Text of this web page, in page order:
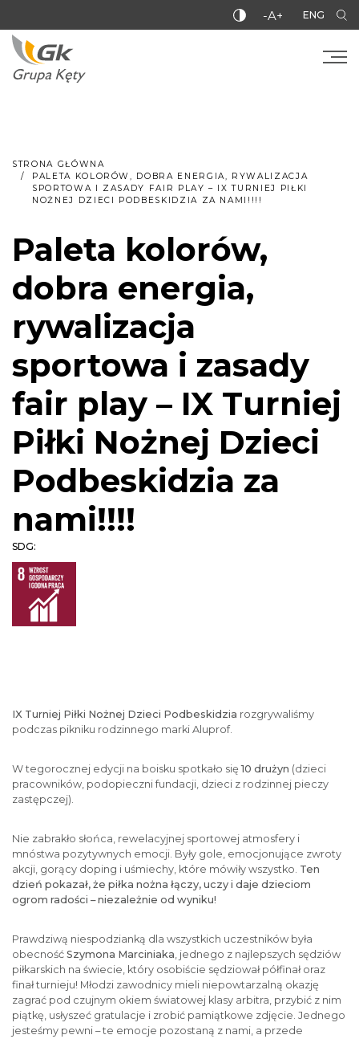
-A+ ENG
STRONA GŁÓWNA
PALETA KOLORÓW, DOBRA ENERGIA, RYWALIZACJA
SPORTOWA I ZASADY FAIR PLAY – IX TURNIEJ PIŁKI
NOŻNEJ DZIECI PODBESKIDZIA ZA NAMI!!!!
Paleta kolorów,
dobra energia,
rywalizacja
sportowa i zasady
fair play – IX Turniej
Piłki Nożnej Dzieci
Podbeskidzia za
nami!!!!
SDG:
IX Turniej Piłki Nożnej Dzieci Podbeskidzia rozgrywaliśmy
podczas pikniku rodzinnego marki Aluprof.
W tegorocznej edycji na boisku spotkało się10 drużyn (dzieci
pracowników, podopieczni fundacji, dzieci z rodzinnej pieczy
zastępczej).
Nie zabrakło słońca, rewelacyjnej sportowej atmosfery i
mnóstwa pozytywnych emocji. Były gole, emocjonujące zwroty
akcji, gorący doping i uśmiechy, które mówiły wszystko. Ten
dzień pokazał, że piłka nożna łączy, uczy i daje dzieciom
ogrom radości – niezależnie od wyniku!
Prawdziwą niespodzianką dla wszystkich uczestników była
obecność Szymona Marciniaka, jednego z najlepszych sędziów
piłkarskich na świecie, który osobiście sędziował półfinał oraz
finał turnieju! Młodzi zawodnicy mieli niepowtarzalną okazję
zagrać pod czujnym okiem światowej klasy arbitra, przybić z nim
piątkę, usłyszeć gratulacje i zrobić pamiątkowe zdjęcie. Jednego
jesteśmy pewni – te emocje pozostaną z nami, a przede